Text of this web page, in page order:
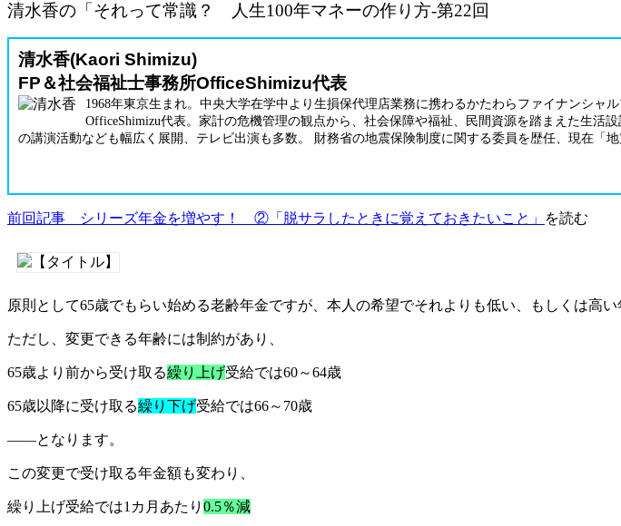
清水香の「それって常識？ 人生100年マネーの作り方-第22回
清水香(Kaori Shimizu)
FP＆社会福祉士事務所OfficeShimizu代表
1968年東京生まれ。中央大学在学中より生損保代理店業務に携わるかたわらファイナンシャ
OfficeShimizu代表。家計の危機管理の観点から、社会保障や福祉、民間資源を踏まえた生
の講演活動なども幅広く展開、テレビ出演も多数。 財務省の地震保険制度に関する委員を歴任、現在「
前回記事 シリーズ年金を増やす！ ②「脱サラしたときに覚えておきたいこと」 を読む
原則として65歳でもらい始める老齢年金ですが、本人の希望でそれよりも低い、もしくは高
ただし、変更できる年齢には制約があり、
65歳より前から受け取る繰り上げ受給では60～64歳
65歳以降に受け取る繰り下げ受給では66～70歳
――となります。
この変更で受け取る年金額も変わり、
繰り上げ受給では1カ月あたり 0.5％減